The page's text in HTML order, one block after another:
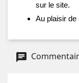
sur le site.
Au plaisir de